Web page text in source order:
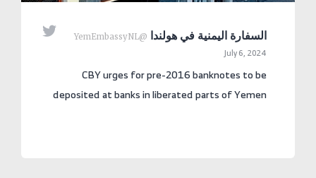
السفارة اليمنية في هولندا @YemEmbassyNL
July 6, 2024
CBY urges for pre-2016 banknotes to be
deposited at banks in liberated parts of Yemen
